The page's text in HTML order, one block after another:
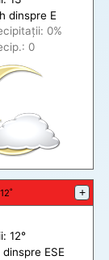
dinspre E
itații: 0%
0
+
12°
dinspre ESE